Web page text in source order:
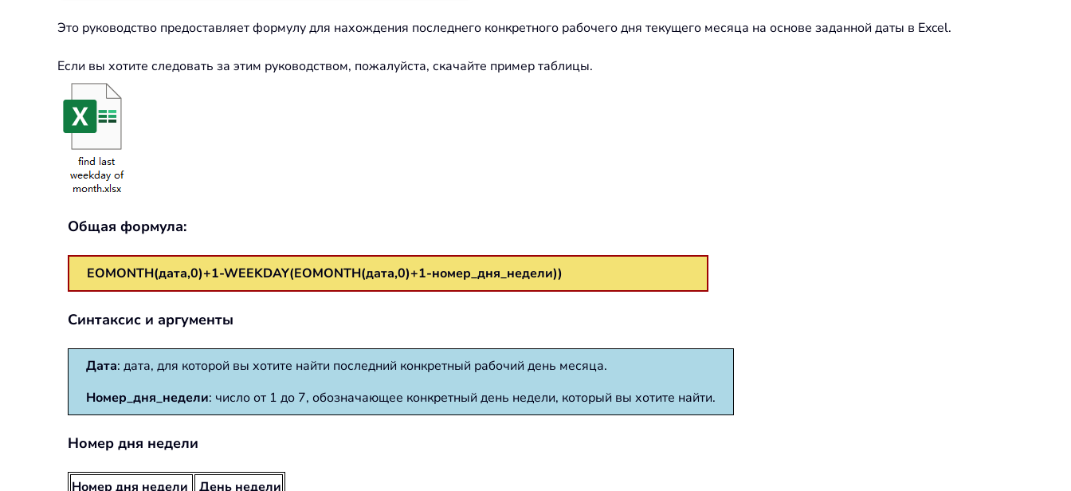
Это руководство предоставляет формулу для нахождения последнего конкретного рабочего дня текущего месяца на основе заданной даты в Excel.
Если вы хотите следовать за этим руководством, пожалуйста, скачайте пример таблицы.
Общая формула:
EOMONTH(дата,0)+1-WEEKDAY(EOMONTH(дата,0)+1-номер_дня_недели))
Синтаксис и аргументы
Дата: дата, для которой вы хотите найти последний конкретный рабочий день месяца.
Номер_дня_недели: число от 1 до 7, обозначающее конкретный день недели, который вы хотите найти.
Номер дня недели
Номер дня недели
День недели